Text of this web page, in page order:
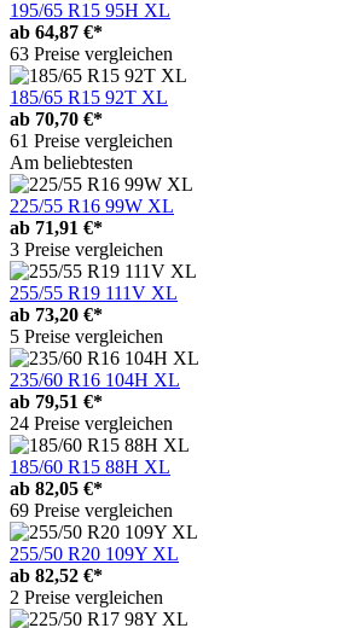
195/65 R15 95H XL
ab 64,87 €*
63 Preise vergleichen
185/65 R15 92T XL
ab 70,70 €*
61 Preise vergleichen
Am beliebtesten
225/55 R16 99W XL
ab 71,91 €*
3 Preise vergleichen
255/55 R19 111V XL
ab 73,20 €*
5 Preise vergleichen
235/60 R16 104H XL
ab 79,51 €*
24 Preise vergleichen
185/60 R15 88H XL
ab 82,05 €*
69 Preise vergleichen
255/50 R20 109Y XL
ab 82,52 €*
2 Preise vergleichen